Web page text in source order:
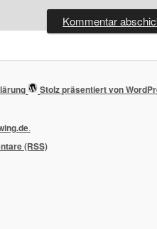
Stolz präsentiert von
.
(RSS)